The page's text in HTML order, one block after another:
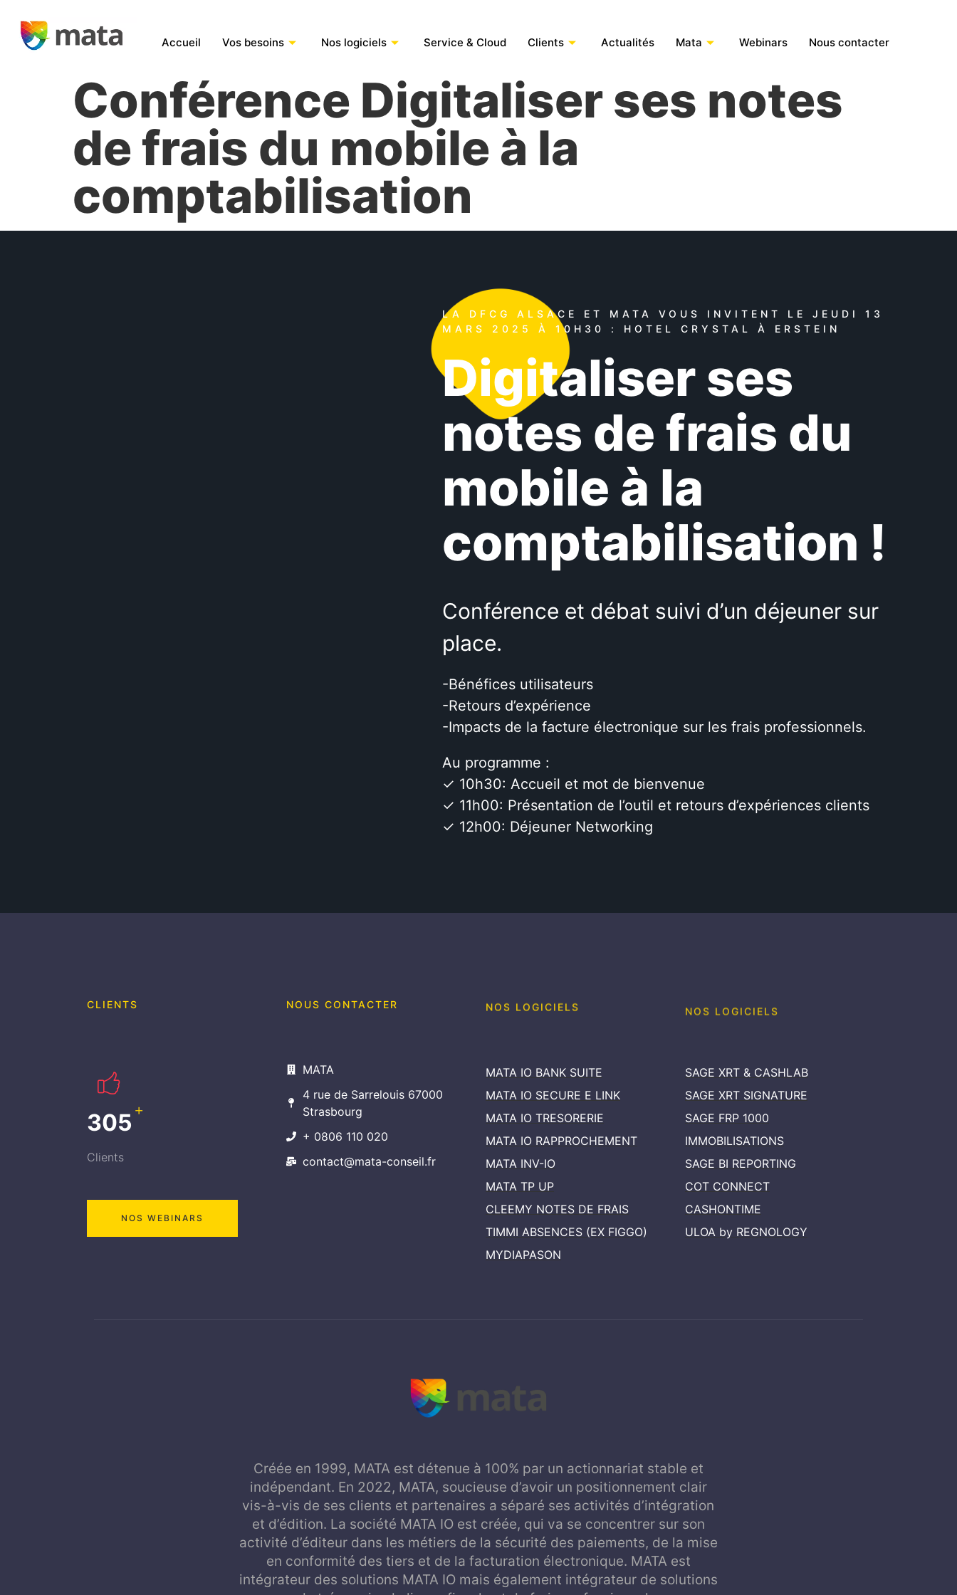
Accueil Vos besoins Nos logiciels Service & Cloud Clients Actualités Mata Webinars Nous contacter
Conférence Digitaliser ses notes
de frais du mobile à la
comptabilisation
LA DFCG ALSACE ET MATA VOUS INVITENT LE JEUDI 13
MARS 2025 À 10H30 : HOTEL CRYSTAL À ERSTEIN
Digitaliser ses
notes de frais du
mobile à la
comptabilisation !
Conférence et débat suivi d’un déjeuner sur
place.
-Bénéfices utilisateurs
-Retours d’expérience
-Impacts de la facture électronique sur les frais professionnels.
Au programme :
✓ 10h30: Accueil et mot de bienvenue
✓ 11h00: Présentation de l’outil et retours d’expériences clients
✓ 12h00: Déjeuner Networking
CLIENTS
339 +
Clients
NOS WEBINARS
NOUS CONTACTER
MATA
4 rue de Sarrelouis 67000
Strasbourg
+ 0806 110 020
contact@mata-conseil.fr
NOS LOGICIELS
MATA IO BANK SUITE
MATA IO SECURE E LINK
MATA IO TRESORERIE
MATA IO RAPPROCHEMENT
MATA INV-IO
MATA TP UP
CLEEMY NOTES DE FRAIS
TIMMI ABSENCES (EX FIGGO)
MYDIAPASON
SAGE XRT & CASHLAB
SAGE XRT SIGNATURE
SAGE FRP 1000
IMMOBILISATIONS
SAGE BI REPORTING
COT CONNECT
CASHONTIME
ULOA by REGNOLOGY
Créée en 1999, MATA est détenue à 100% par un actionnariat stable et
indépendant. En 2022, MATA, soucieuse d’avoir un positionnement clair
vis-à-vis de ses clients et partenaires a séparé ses activités d’intégration
et d’édition. La société MATA IO est créée, qui va se concentrer sur son
activité d’éditeur dans les métiers de la sécurité des paiements, de la mise
en conformité des tiers et de la facturation électronique. MATA est
intégrateur des solutions MATA IO mais également intégrateur de solutions